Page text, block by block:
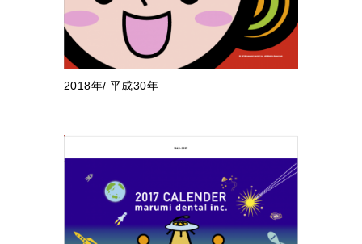
2018年/ 平成30年